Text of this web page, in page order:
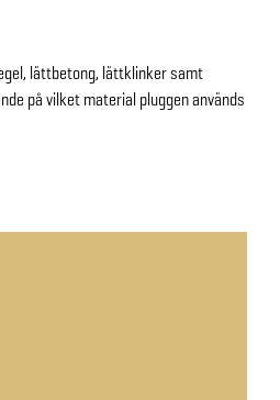
lättbetong, lättklinker samt
på vilket material pluggen används